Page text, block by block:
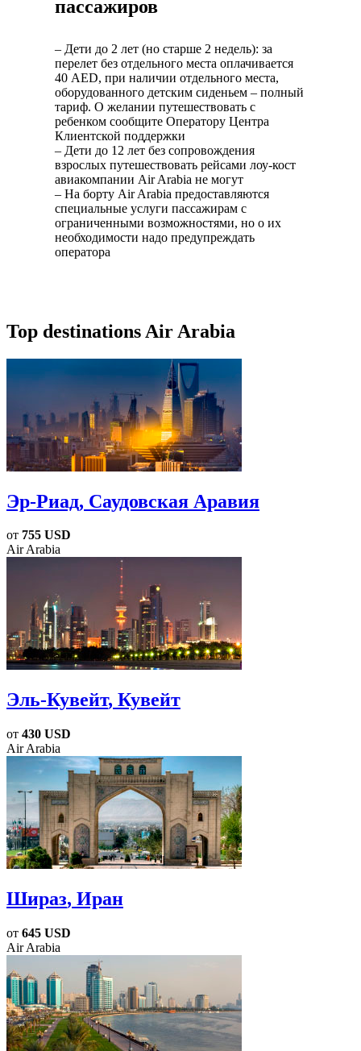
пассажиров
– Дети до 2 лет (но старше 2 недель): за
перелет без отдельного места оплачивается
40 AED, при наличии отдельного места,
оборудованного детским сиденьем – полный
тариф. О желании путешествовать с
ребенком сообщите Оператору Центра
Клиентской поддержки
– Дети до 12 лет без сопровождения
взрослых путешествовать рейсами лоу-кост
авиакомпании Air Arabia не могут
– На борту Air Arabia предоставляются
специальные услуги пассажирам с
ограниченными возможностями, но о их
необходимости надо предупреждать
оператора
Top destinations Air Arabia
Эр-Риад, Саудовская Аравия
от 755 USD
Air Arabia
Эль-Кувейт, Кувейт
от 430 USD
Air Arabia
Шираз, Иран
от 645 USD
Air Arabia